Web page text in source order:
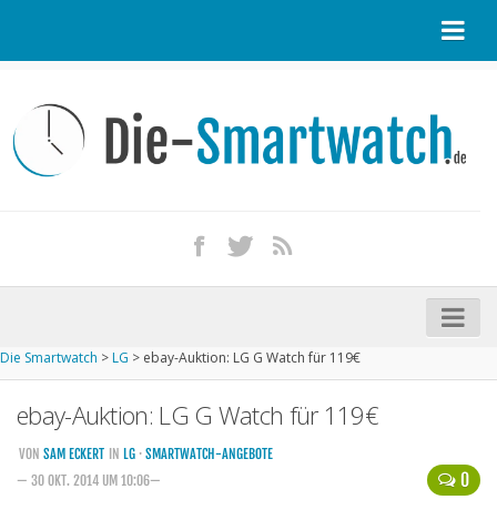
Kontakt / Tipp geben
Impressum
iPhone kaufen
Startseite
Aktuelle Smartwatches im Test
Kommende Smartwatches
Die Smartwatch >LG > ebay-Auktion: LG G Watch für 119€
ebay-Auktion: LG G Watch für 119€
0
VON SAM ECKERT IN LG · SMARTWATCH-ANGEBOTE
— 30 OKT. 2014 UM 10:06—